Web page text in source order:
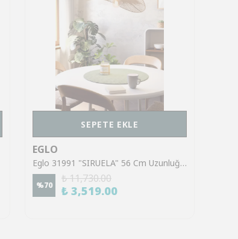
SEPETE EKLE
EGLO
Eglo 31991 "SIRUELA" 56 Cm Uzunluğunda Çelik Siyah Sarkıt Avize
%70
₺ 11,730.00
₺ 3,519.00